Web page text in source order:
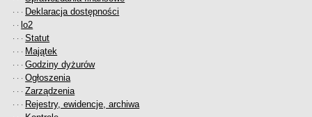
· · · Deklaracja dostępności
· · lo2
· · ·Statut
· · · Majątek
· · ·Godziny dyżurów
· · ·Ogłoszenia
· · ·Zarządzenia
· · · Rejestry, ewidencje, archiwa